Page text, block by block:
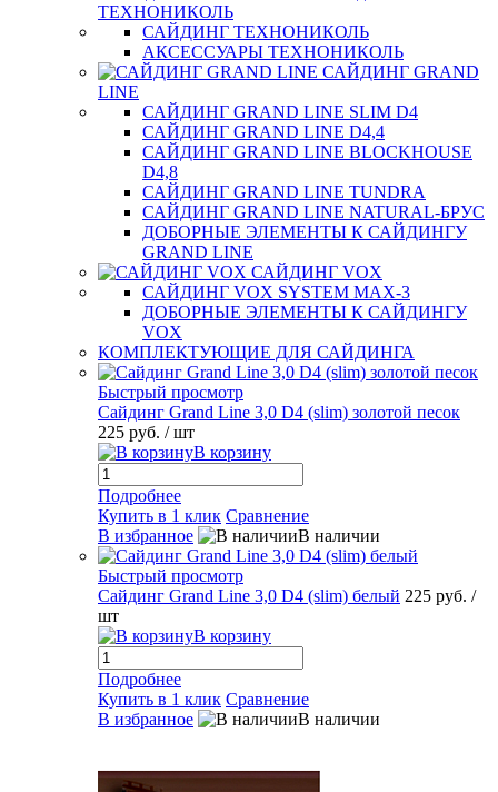
ТЕХНОНИКОЛЬ
САЙДИНГ ТЕХНОНИКОЛЬ
АКСЕССУАРЫ ТЕХНОНИКОЛЬ
САЙДИНГ GRAND
LINE
САЙДИНГ GRAND LINE SLIM D4
САЙДИНГ GRAND LINE D4,4
САЙДИНГ GRAND LINE BLOCKHOUSE
D4,8
САЙДИНГ GRAND LINE TUNDRA
САЙДИНГ GRAND LINE NATURAL-БРУС
ДОБОРНЫЕ ЭЛЕМЕНТЫ К САЙДИНГУ
GRAND LINE
САЙДИНГ VOX
САЙДИНГ VOX SYSTEM MAX-3
ДОБОРНЫЕ ЭЛЕМЕНТЫ К САЙДИНГУ
VOX
КОМПЛЕКТУЮЩИЕ ДЛЯ САЙДИНГА
Быстрый просмотр
Сайдинг Grand Line 3,0 D4 (slim) золотой песок
225 руб. / шт
В корзину
Подробнее
Купить в 1 клик Сравнение
В избранное
В наличии
Быстрый просмотр
Сайдинг Grand Line 3,0 D4 (slim) белый 225 руб. /
шт
В корзину
Подробнее
Купить в 1 клик Сравнение
В избранное
В наличии